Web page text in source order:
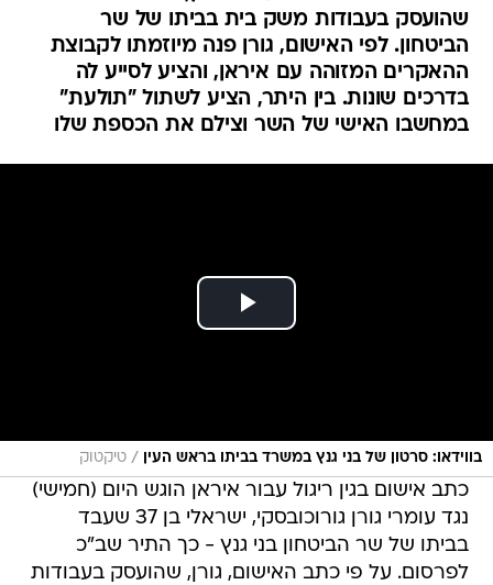
שהועסק בעבודות משק בית בביתו של שר
הביטחון. לפי האישום, גורן פנה מיוזמתו לקבוצת
ההאקרים המזוהה עם איראן, והציע לסייע לה
בדרכים שונות. בין היתר, הציע לשתול "תולעת"
במחשבו האישי של השר וצילם את הכספת שלו
בווידאו: סרטון של בני גנץ במשרד בביתו בראש העין / טיקטוק
כתב אישום בגין ריגול עבור איראן הוגש היום (חמישי)
נגד עומרי גורן גורוכובסקי, ישראלי בן 37 שעבד
בביתו של שר הביטחון בני גנץ - כך התיר שב"כ
לפרסום. על פי כתב האישום, גורן, שהועסק בעבודות